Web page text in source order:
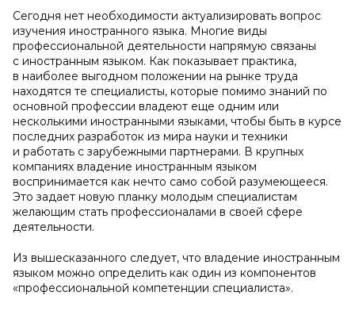
Сегодня нет необходимости актуализировать вопрос
изучения иностранного языка. Многие виды
профессиональной деятельности напрямую связаны
с иностранным языком. Как показывает практика,
в наиболее выгодном положении на рынке труда
находятся те специалисты, которые помимо знаний по
основной профессии владеют еще одним или
несколькими иностранными языками, чтобы быть в курсе
последних разработок из мира науки и техники
и работать с зарубежными партнерами. В крупных
компаниях владение иностранным языком
воспринимается как нечто само собой разумеющееся.
Это задает новую планку молодым специалистам
желающим стать профессионалами в своей сфере
деятельности.
Из вышесказанного следует, что владение иностранным
языком можно определить как один из компонентов
«профессиональной компетенции специалиста».